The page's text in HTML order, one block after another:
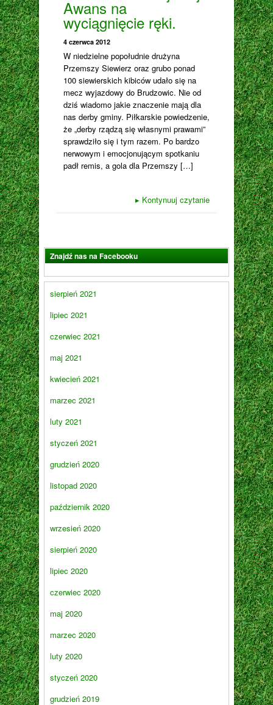
Awans na
wyciągnięcie ręki.
4 czerwca 2012
W niedzielne popołudnie drużyna
Przemszy Siewierz oraz grubo ponad
100 siewierskich kibiców udało się na
mecz wyjazdowy do Brudzowic. Nie od
dziś wiadomo jakie znaczenie mają dla
nas derby gminy. Piłkarskie powiedzenie,
że „derby rządzą się własnymi prawami”
sprawdziło się i tym razem. Po bardzo
nerwowym i emocjonującym spotkaniu
padł remis, a gola dla Przemszy […]
▸ Kontynuuj czytanie
Znajdź nas na Facebooku
sierpień 2021
lipiec 2021
czerwiec 2021
maj 2021
kwiecień 2021
marzec 2021
luty 2021
styczeń 2021
grudzień 2020
listopad 2020
październik 2020
wrzesień 2020
sierpień 2020
lipiec 2020
czerwiec 2020
maj 2020
marzec 2020
luty 2020
styczeń 2020
grudzień 2019